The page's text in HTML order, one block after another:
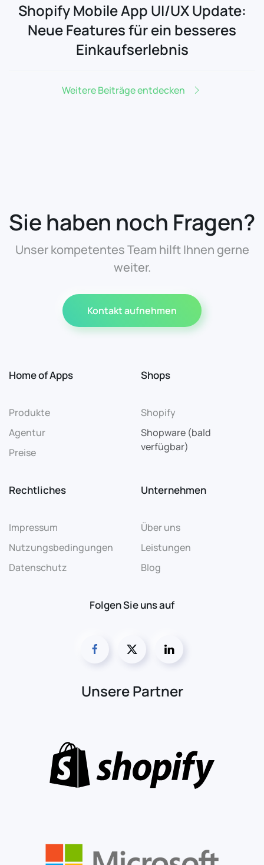
Shopify Mobile App UI/UX Update:
Neue Features für ein besseres
Einkaufserlebnis
Weitere Beiträge entdecken
Sie haben noch Fragen?
Unser kompetentes Team hilft Ihnen gerne
weiter.
Kontakt aufnehmen
Home of Apps
Produkte
Agentur
Preise
Shops
Shopify
Shopware (bald
verfügbar)
Rechtliches
Impressum
Nutzungsbedingungen
Datenschutz
Unternehmen
Über uns
Leistungen
Blog
Folgen Sie uns auf
Unsere Partner